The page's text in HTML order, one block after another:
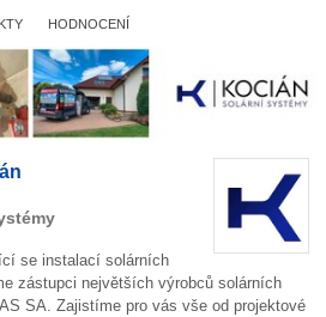
HODNOCENÍ
se instalací solárních
zástupci největších výrobců solárních
SA. Zajistíme pro vás vše od projektové